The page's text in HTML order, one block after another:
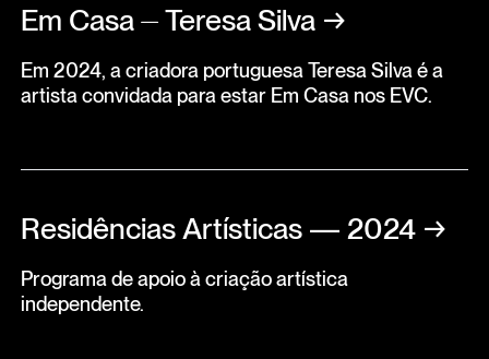
Em Casa ⏤ Teresa Silva →
Em 2024, a criadora portuguesa Teresa Silva é a
artista convidada para estar Em Casa nos EVC.
Residências Artísticas — 2024 →
Programa de apoio à criação artística
independente.